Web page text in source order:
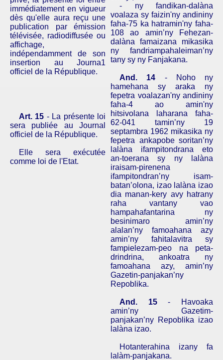
immédiatement en vigueur
dès qu'elle aura reçu une
publication par émission
télévisée, radiodiffusée ou
affichage,
indépendamment de son
insertion au Journa1
officiel de la République.
Art. 15 - La présente loi
sera publiée au Journal
officiel de la République.
Elle sera exécutée
comme loi de l'Etat.
- nyfandikan-dalàna
voalaza sy faizin'ny andininy
faha-75 ka hatramin'ny faha-
108 ao amin’ny Fehezan-
dalàna famaizana mikasika
ny fandriampahaleiman’ny
tany sy ny Fanjakana.
And. 14 - Noho ny
hamehana sy araka ny
fepetra voalazan'ny andininy
faha-4 ao amin'ny
hitsivolana laharana faha-
62-041 tamin’ny 19
septambra 1962 mikasika ny
fepetra ankapobe soritan’ny
lalàna ifampitondrana eto
an-toerana sy ny lalàna
iraisam-pirenena
ifampitondran’ny isam-
batan’olona, izao lalàna izao
dia manan-kery avy hatrany
raha vantany vao
hampahafantarina ny
besinimaro amin’ny
alalan’ny famoahana azy
amin’ny fahitalavitra sy
fampielezam-peo na peta-
drindrina, ankoatra ny
famoahana azy, amin’ny
Gazetin-panjakan’ny
Repoblika.
And.15- Havoaka
amin’ny Gazetim-
panjakan’ny Repoblika izao
lalàna izao.
Hotanterahina izany fa
lalàm-panjakana.